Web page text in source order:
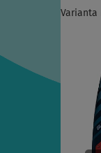
Varianta